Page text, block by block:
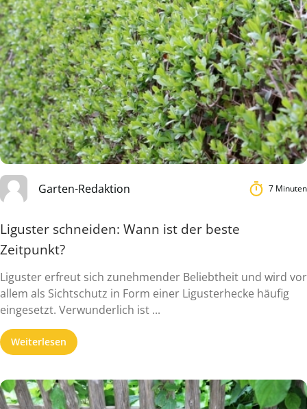
Garten-Redaktion 7 Minuten
Liguster schneiden: Wann ist der beste
Zeitpunkt?
Liguster erfreut sich zunehmender Beliebtheit und wird vor
allem als Sichtschutz in Form einer Ligusterhecke häufig
eingesetzt. Verwunderlich ist ...
Weiterlesen